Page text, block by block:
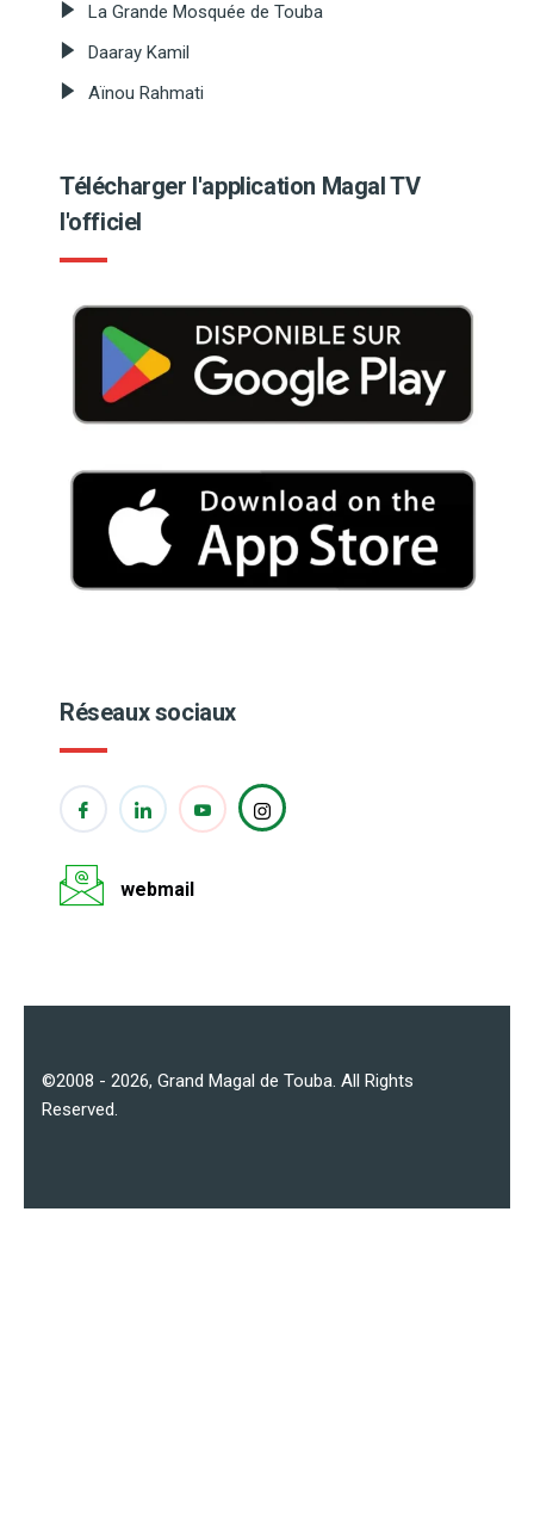
La Grande Mosquée de Touba
Daaray Kamil
Aïnou Rahmati
Télécharger l'application Magal TV
l'officiel
Réseaux sociaux
webmail
©2008 - 2026, Grand Magal de Touba . All Rights
Reserved.